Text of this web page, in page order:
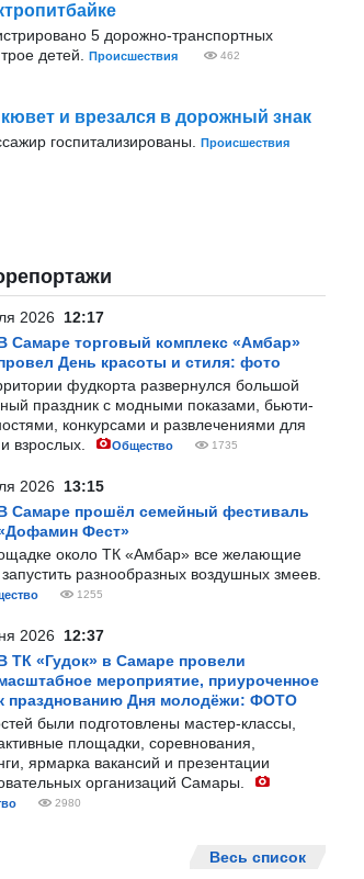
5 дорожно-транспортных
детей.
Происшествия 462
и врезался в дорожный знак
госпитализированы. Происшествия
2026 12:17
Самаре торговый комплекс «Амбар»
День красоты и стиля: фото
фудкорта развернулся большой
праздник с модными показами, бьюти-
конкурсами и развлечениями для
взрослых.
Общество 1735
2026 13:15
Самаре прошёл семейный фестиваль
Фест»
около ТК «Амбар» все желающие
разнообразных воздушных змеев.
1255
2026 12:37
ТК «Гудок» в Самаре провели
мероприятие, приуроченное
празднованию Дня молодёжи: ФОТО
были подготовлены мастер-классы,
площадки, соревнования,
ярмарка вакансий и презентации
организаций Самары.
2980
Весь список